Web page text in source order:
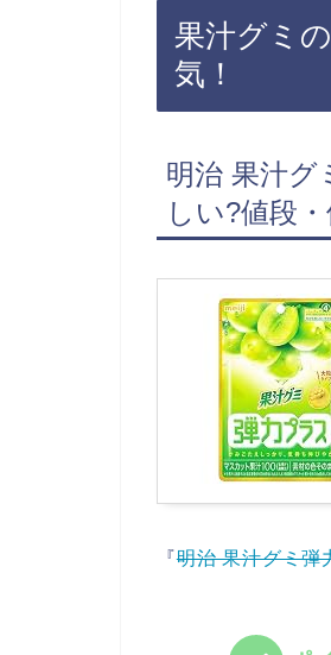
す
ス
果汁グミ
気！
明治 果汁グ
しい?値段
『明治 果汁グミ弾